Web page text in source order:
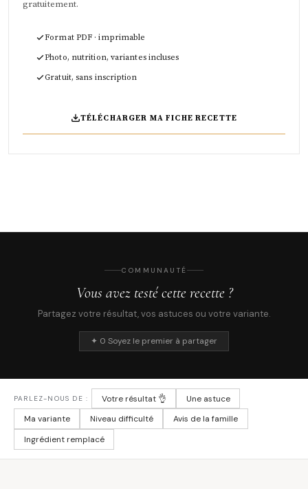
gratuitement.
Format PDF · imprimable
Photo, nutrition, variantes incluses
Gratuit, sans inscription
TÉLÉCHARGER MA FICHE RECETTE
COMMUNAUTÉ
Vous avez testé cette recette ?
Partagez votre résultat, vos astuces ou votre variante.
✦ 0 Soyez le premier à partager
PARLEZ-NOUS DE : Votre résultat 👌
Une astuce
Ma variante
Niveau difficulté
Avis de la famille
Ingrédient remplacé